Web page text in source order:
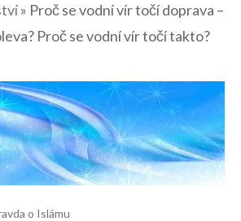
» Proč se vodní vír točí doprava –
Proč se vodní vír točí takto?
o Islámu